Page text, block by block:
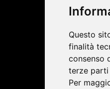
Questo
finalità
consenso
terze parti
Per
Privacy Policy